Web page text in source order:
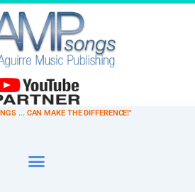
... CAN MAKE THE DIFFERENCE!"